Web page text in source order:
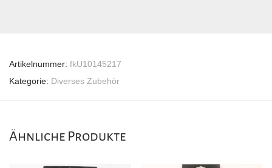
Artikelnummer: fkU10145217
Kategorie: Diverses Zubehör
Ähnliche Produkte